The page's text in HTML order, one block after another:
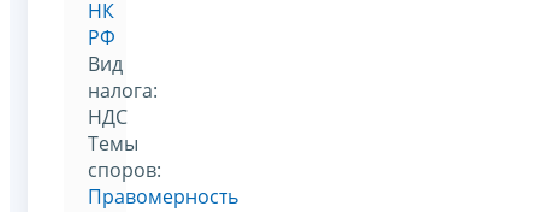
НК
РФ
Вид
налога:
НДС
Темы
споров:
Правомерность